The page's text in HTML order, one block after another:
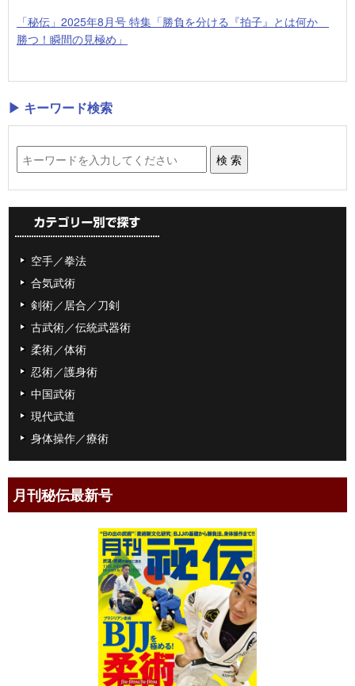
「秘伝」2025年8月号 特集「勝負を分ける『拍子』とは何か
勝つ！瞬間の見極め」
▶ キーワード検索
空手／拳法
合気武術
剣術／居合／刀剣
古武術／伝統武器術
柔術／体術
忍術／護身術
中国武術
現代武道
身体操作／療術
月刊秘伝最新号